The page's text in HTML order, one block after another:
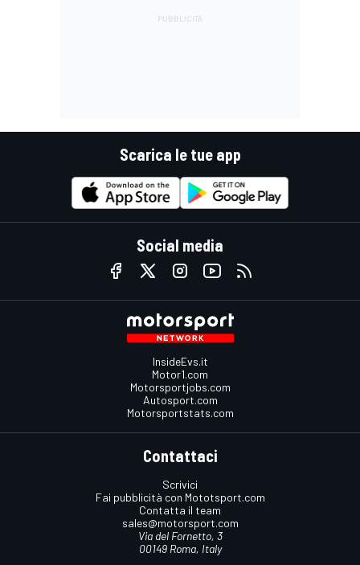
Scarica le tue app
Social media
InsideEvs.it
Motor1.com
Motorsportjobs.com
Autosport.com
Motorsportstats.com
Contattaci
Scrivici
Fai pubblicità con Mototsport.com
Contatta il team
sales@motorsport.com
Via del Fornetto, 3
00149 Roma, Italy